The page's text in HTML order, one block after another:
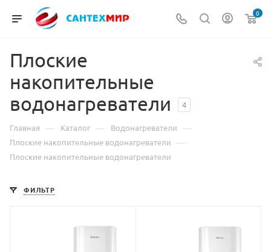
0
Плоские
накопительные
водонагреватели
4
Главная — Каталог — Водонагреватели —
Плоские накопительные водонагреватели —
Плоские накопительные водонагреватели
ФИЛЬТР